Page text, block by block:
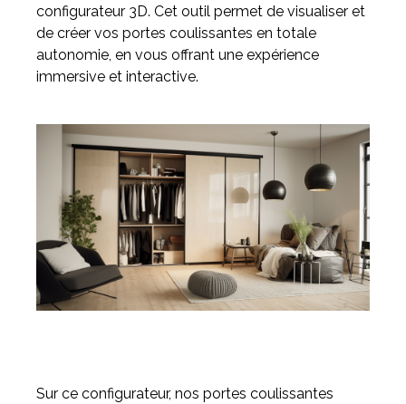
configurateur 3D. Cet outil permet de visualiser et
de créer vos portes coulissantes en totale
autonomie, en vous offrant une expérience
immersive et interactive.
Sur ce configurateur, nos portes coulissantes